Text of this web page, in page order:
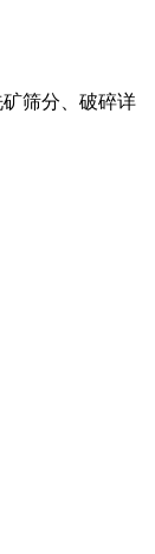
筛分、破碎详